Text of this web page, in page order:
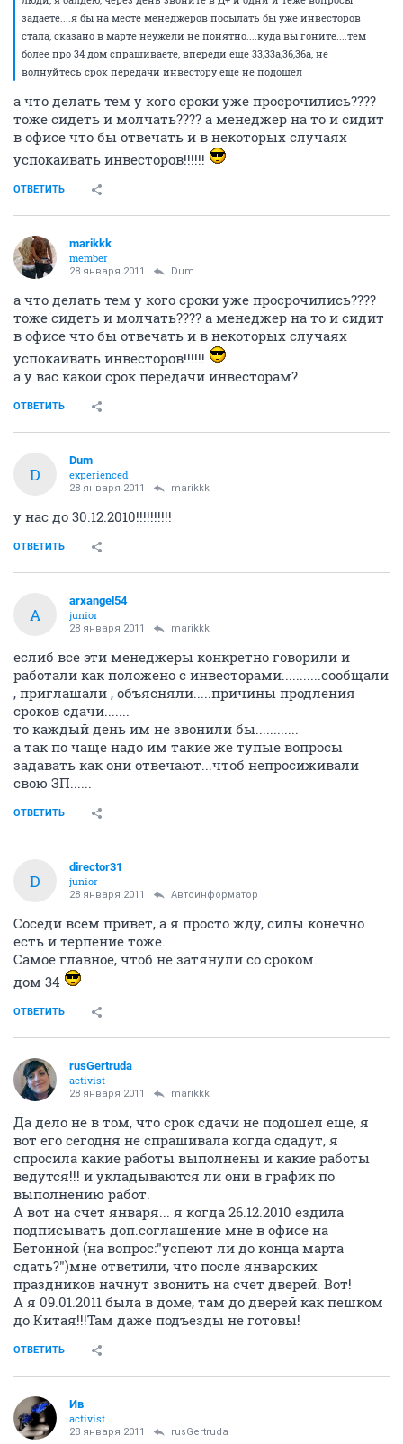
задаете....я бы на месте менеджеров посылать бы уже инвесторов
стала, сказано в марте неужели не понятно....куда вы гоните....тем
более про 34 дом спрашиваете, впереди еще 33,33а,36,36а, не
волнуйтесь срок передачи инвестору еще не подошел
а что делать тем у кого сроки уже просрочились????
тоже сидеть и молчать???? а менеджер на то и сидит
в офисе что бы отвечать и в некоторых случаях
успокаивать инвесторов!!!!!!
ОТВЕТИТЬ
marikkk
member
28 января 2011 Dum
а что делать тем у кого сроки уже просрочились????
тоже сидеть и молчать???? а менеджер на то и сидит
в офисе что бы отвечать и в некоторых случаях
успокаивать инвесторов!!!!!!
а у вас какой срок передачи инвесторам?
ОТВЕТИТЬ
D
Dum
experienced
28 января 2011 marikkk
у нас до 30.12.2010!!!!!!!!!!
ОТВЕТИТЬ
A
arxangel54
junior
28 января 2011 marikkk
еслиб все эти менеджеры конкретно говорили и
работали как положено с инвесторами...........сообщали
, приглашали , объясняли.....причины продления
сроков сдачи.......
то каждый день им не звонили бы............
а так по чаще надо им такие же тупые вопросы
задавать как они отвечают...чтоб непросиживали
свою ЗП......
ОТВЕТИТЬ
D
director31
junior
28 января 2011 Автоинформатор
Соседи всем привет, а я просто жду, силы конечно
есть и терпение тоже.
Самое главное, чтоб не затянули со сроком.
дом 34
ОТВЕТИТЬ
rusGertruda
activist
28 января 2011 marikkk
Да дело не в том, что срок сдачи не подошел еще, я
вот его сегодня не спрашивала когда сдадут, я
спросила какие работы выполнены и какие работы
ведутся!!! и укладываются ли они в график по
выполнению работ.
А вот на счет января... я когда 26.12.2010 ездила
подписывать доп.соглашение мне в офисе на
Бетонной (на вопрос:"успеют ли до конца марта
сдать?")мне ответили, что после январских
праздников начнут звонить на счет дверей. Вот!
А я 09.01.2011 была в доме, там до дверей как пешком
до Китая!!!Там даже подъезды не готовы!
ОТВЕТИТЬ
Ив
activist
28 января 2011 rusGertruda